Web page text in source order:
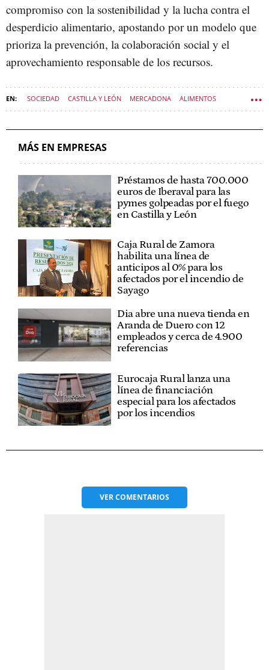
compromiso con la sostenibilidad y la lucha contra el
desperdicio alimentario, apostando por un modelo que
prioriza la prevención, la colaboración social y el
aprovechamiento responsable de los recursos.
SOCIEDAD CASTILLA Y LEÓN MERCADONA ALIMENTOS
MÁS EN EMPRESAS
Préstamos de hasta 700.000
euros de Iberaval para las
pymes golpeadas por el fuego
en Castilla y León
Caja Rural de Zamora
habilita una línea de
anticipos al 0% para los
afectados por el incendio de
Sayago
Dia abre una nueva tienda en
Aranda de Duero con 12
empleados y cerca de 4.900
referencias
Eurocaja Rural lanza una
línea de financiación
especial para los afectados
por los incendios
VERCOMENTARIOS